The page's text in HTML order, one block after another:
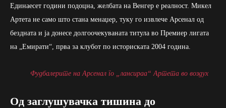
Единаесет години подоцна, желбата на Венгер е реалност. Микел
Артета не само што стана менаџер, туку го извлече Арсенал од
бездната и ја донесе долгоочекуваната титула во Премиер лигата
на „Емирати“, прва за клубот по историската 2004 година.
Фудбалерите на Арсенал го „лансираа“ Артета во воздух
Од заглушувачка тишина до